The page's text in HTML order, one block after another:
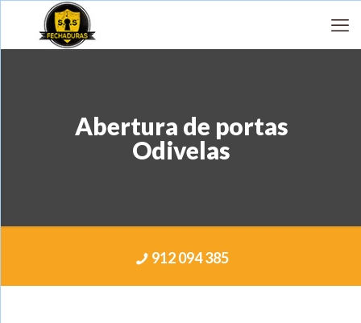
Abertura de portas
Odivelas
912 094 385